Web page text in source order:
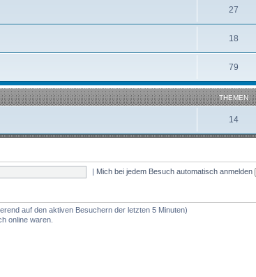
27
18
79
THEMEN
14
| Mich bei jedem Besuch automatisch anmelden
auf den aktiven Besuchern der letzten 5 Minuten)
online waren.